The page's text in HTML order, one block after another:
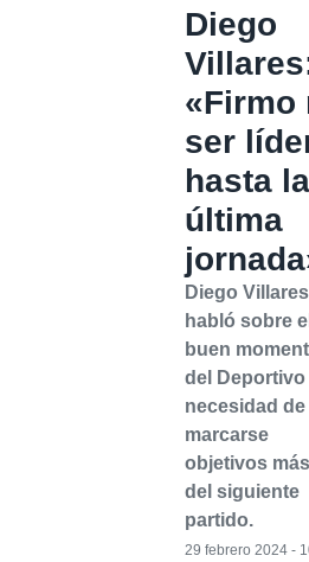
Diego
«Firmo
ser
hasta la
última
Diego Villares
habló sobre el
buen
del Deportivo
necesidad de
marcarse
objetivos
del siguiente
partido.
29 febrero 2024 -